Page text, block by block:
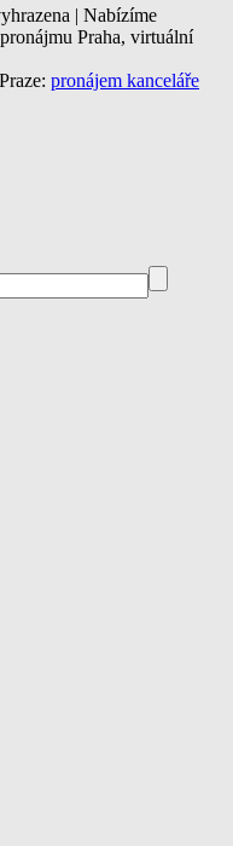
| Nabízíme
Praha, virtuální
pronájem kanceláře